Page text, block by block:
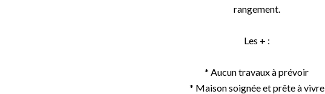
rangement.
Les + :
* Aucun travaux à prévoir
* Maison soignée et prête à vivre